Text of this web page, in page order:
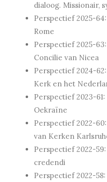
dialoog. Missionair,
Perspectief 2025-
Rome
Perspectief 2025-
Concilie van Nicea
Perspectief 2024-
Kerk en het
Perspectief 2023-
Oekraïne
Perspectief 2022-
van Kerken
Perspectief 2022-
credendi
Perspectief 2022-